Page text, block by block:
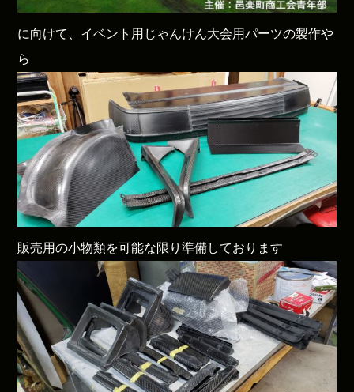
に向けて、イベント用じゃんけん大会用パーツの製作や
ら
販売用の小物類を可能な限り準備しております